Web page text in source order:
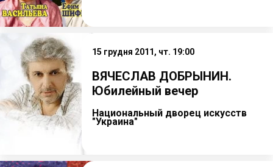
15 грудня 2011, чт. 19:00
ВЯЧЕСЛАВ ДОБРЫНИН.
Юбилейный вечер
Национальный дворец искусств
"Украина"